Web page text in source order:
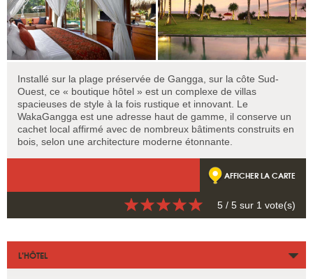
Installé sur la plage préservée de Gangga, sur la côte Sud-
Ouest, ce « boutique hôtel » est un complexe de villas
spacieuses de style à la fois rustique et innovant. Le
WakaGangga est une adresse haut de gamme, il conserve un
cachet local affirmé avec de nombreux bâtiments construits en
bois, selon une architecture moderne étonnante.
AFFICHER LA CARTE
5 / 5 sur 1 vote(s)
L’HÔTEL